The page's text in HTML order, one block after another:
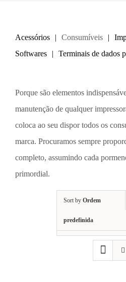
Acessórios Consumíveis
Softwares
Terminais de dados
Porque são elementos
manutenção de qualquer
coloca ao seu dispor todos os
marca. Procuramos sempre
completo, assumindo cada
primordial.
Sort by Ordem
predefinida
Show